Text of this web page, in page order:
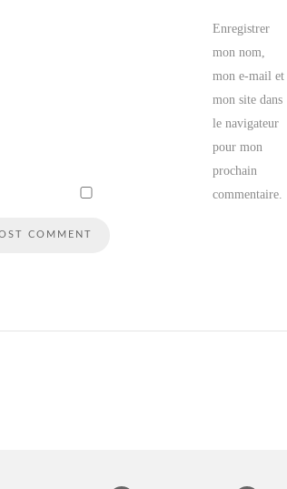
Enregistrer
mon nom,
mon e-mail et
mon site dans
le navigateur
pour mon
prochain
commentaire.